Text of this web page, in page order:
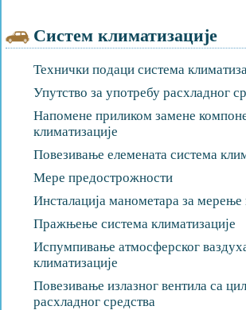
Систем климатизације
Технички подаци система
Упутство за употребу расхладног
Напомене приликом замене
климатизације
Повезивање елемената система
Мере предострожности
Инсталација манометара за мерење
Пражњење система климатизације
Испумпивање атмосферског
климатизације
Повезивање излазног вентила са
расхладног средства